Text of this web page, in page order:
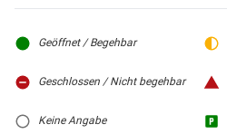
Geöffnet / Begehbar
Geschlossen / Nicht begehbar
Keine Angabe